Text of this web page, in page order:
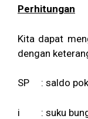
Perhitungan
Kita dapat
dengan
SP : saldo
i : suku